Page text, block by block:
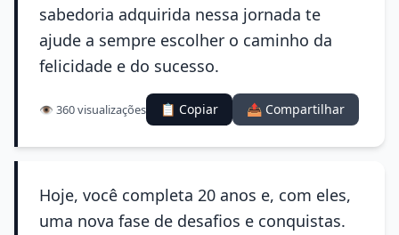
sabedoria adquirida nessa jornada te
ajude a sempre escolher o caminho da
felicidade e do sucesso.
👁️ 360 visualizações 📋 Copiar 📤 Compartilhar
Hoje, você completa 20 anos e, com eles,
uma nova fase de desafios e conquistas.